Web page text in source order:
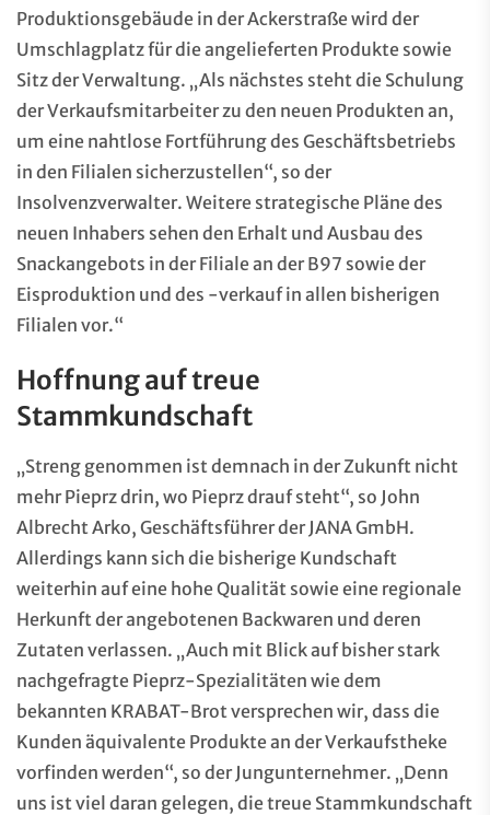
Produktionsgebäude in der Ackerstraße wird der
Umschlagplatz für die angelieferten Produkte sowie
Sitz der Verwaltung. „Als nächstes steht die Schulung
der Verkaufsmitarbeiter zu den neuen Produkten an,
um eine nahtlose Fortführung des Geschäftsbetriebs
in den Filialen sicherzustellen“, so der
Insolvenzverwalter. Weitere strategische Pläne des
neuen Inhabers sehen den Erhalt und Ausbau des
Snackangebots in der Filiale an der B97 sowie der
Eisproduktion und des -verkauf in allen bisherigen
Filialen vor.“
Hoffnung auf treue
Stammkundschaft
„Streng genommen ist demnach in der Zukunft nicht
mehr Pieprz drin, wo Pieprz drauf steht“, so John
Albrecht Arko, Geschäftsführer der JANA GmbH.
Allerdings kann sich die bisherige Kundschaft
weiterhin auf eine hohe Qualität sowie eine regionale
Herkunft der angebotenen Backwaren und deren
Zutaten verlassen. „Auch mit Blick auf bisher stark
nachgefragte Pieprz-Spezialitäten wie dem
bekannten KRABAT-Brot versprechen wir, dass die
Kunden äquivalente Produkte an der Verkaufstheke
vorfinden werden“, so der Jungunternehmer. „Denn
uns ist viel daran gelegen, die treue Stammkundschaft